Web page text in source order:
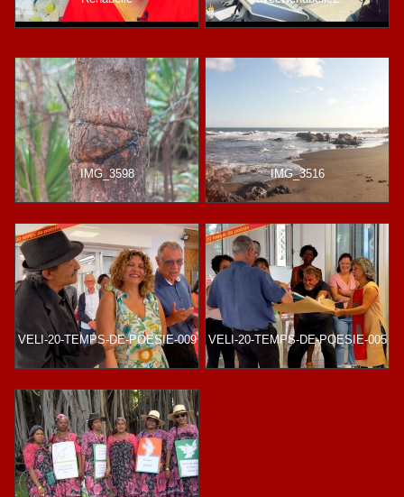
IMG_3598 IMG_3516
VELI-20-TEMPS-DE-POESIE-009 VELI-20-TEMPS-DE-POESIE-005